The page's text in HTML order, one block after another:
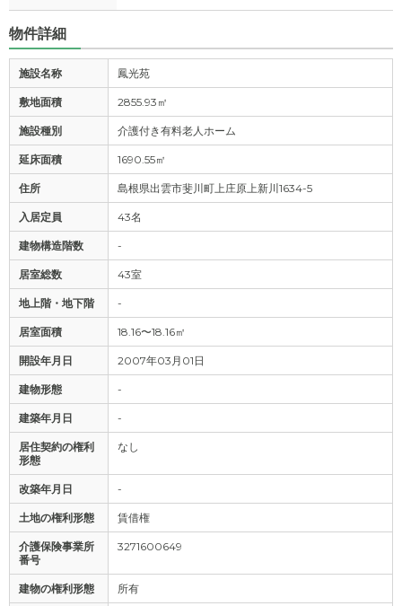
物件詳細
施設名称 鳳光苑
敷地面積 2855.93㎡
施設種別 介護付き有料老人ホーム
延床面積 1690.55㎡
住所 島根県出雲市斐川町上庄原上新川1634-5
入居定員 43名
建物構造階数 -
居室総数 43室
地上階・地下階 -
居室面積 18.16〜18.16㎡
開設年月日 2007年03月01日
建物形態 -
建築年月日 -
居住契約の権利
形態
なし
改築年月日 -
土地の権利形態 賃借権
介護保険事業所
番号
3271600649
建物の権利形態 所有